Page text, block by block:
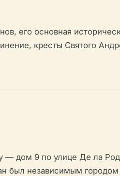
его основная
кресты Святого
— дом 9 по улице Де ла
был независимым